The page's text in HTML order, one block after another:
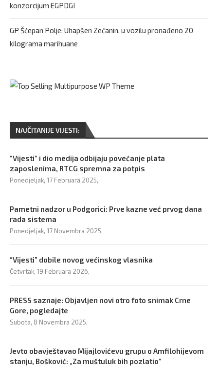
konzorcijum EGPDGI
GP Šćepan Polje: Uhapšen Zećanin, u vozilu pronađeno 20
kilograma marihuane
NAJČITANIJE VIJESTI:
“Vijesti” i dio medija odbijaju povećanje plata
zaposlenima, RTCG spremna za potpis
Ponedjeljak, 17 Februara 2025,
Pametni nadzor u Podgorici: Prve kazne već prvog dana
rada sistema
Ponedjeljak, 17 Novembra 2025,
“Vijesti” dobile novog većinskog vlasnika
Četvrtak, 19 Februara 2026,
PRESS saznaje: Objavljen novi otro foto snimak Crne
Gore, pogledajte
Subota, 8 Novembra 2025,
Jevto obavještavao Mijajlovićevu grupu o Amfilohijevom
stanju, Bošković: „Za muštuluk bih pozlatio“